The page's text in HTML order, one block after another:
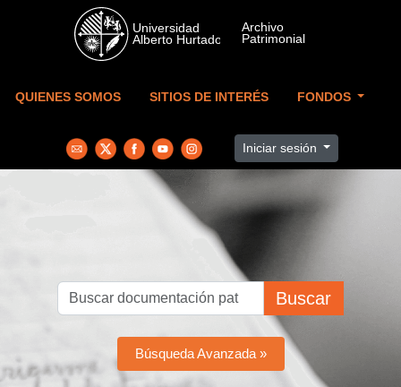
Skip to main content
QUIENES SOMOS SITIOS DE INTERÉS FONDOS
Iniciar sesión
Buscar
Búsqueda Avanzada »